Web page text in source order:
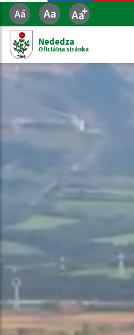
Nededza
Oficiálna stránka